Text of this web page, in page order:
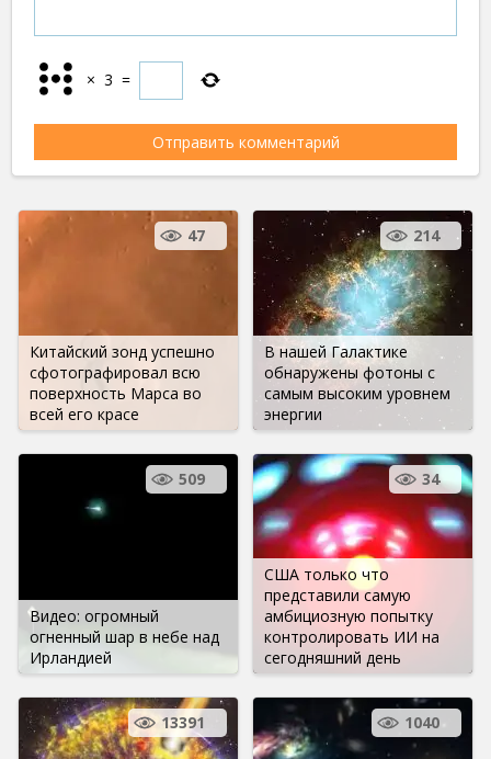
× 3 =
Китайский зонд успешно
сфотографировал всю
поверхность Марса во
всей его красе
47
В нашей Галактике
обнаружены фотоны с
самым высоким уровнем
энергии
214
Видео: огромный
огненный шар в небе над
Ирландией
509
США только что
представили самую
амбициозную попытку
контролировать ИИ на
сегодняшний день
34
13391 1040